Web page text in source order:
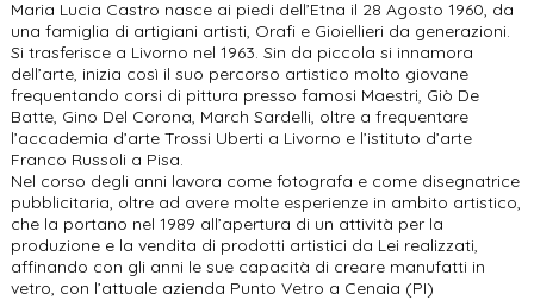
Maria Lucia Castro nasce ai piedi dell’Etna il 28 Agosto 1960, da
una famiglia di artigiani artisti, Orafi e Gioiellieri da generazioni.
Si trasferisce a Livorno nel 1963. Sin da piccola si innamora
dell’arte, inizia così il suo percorso artistico molto giovane
frequentando corsi di pittura presso famosi Maestri, Giò De
Batte, Gino Del Corona, March Sardelli, oltre a frequentare
l’accademia d’arte Trossi Uberti a Livorno e l’istituto d’arte
Franco Russoli a Pisa.
Nel corso degli anni lavora come fotografa e come disegnatrice
pubblicitaria, oltre ad avere molte esperienze in ambito artistico,
che la portano nel 1989 all’apertura di un attività per la
produzione e la vendita di prodotti artistici da Lei realizzati,
affinando con gli anni le sue capacità di creare manufatti in
vetro, con l’attuale azienda Punto Vetro a Cenaia (PI)